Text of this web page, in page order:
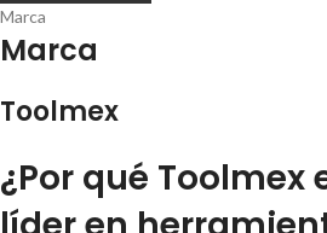
Marca
Marca
Toolmex
¿Por qué Toolmex